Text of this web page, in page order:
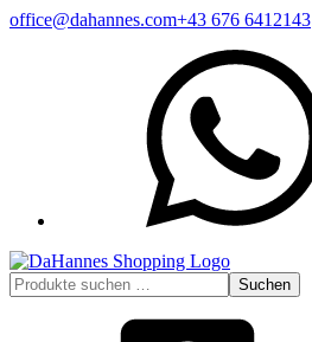
Zum
office@dahannes.com+43 676 6412143
Suchen
nach:
Suchen